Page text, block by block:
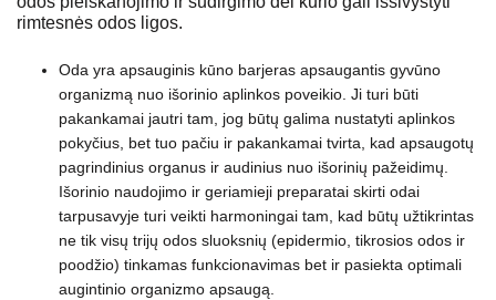
rimtesnės odos ligos.
Oda yra apsauginis kūno barjeras apsaugantis gyvūno
organizmą nuo išorinio aplinkos poveikio. Ji turi būti
pakankamai jautri tam, jog būtų galima nustatyti aplinkos
pokyčius, bet tuo pačiu ir pakankamai tvirta, kad apsaugotų
pagrindinius organus ir audinius nuo išorinių pažeidimų.
Išorinio naudojimo ir geriamieji preparatai skirti odai
tarpusavyje turi veikti harmoningai tam, kad būtų užtikrintas
ne tik visų trijų odos sluoksnių (epidermio, tikrosios odos ir
poodžio) tinkamas funkcionavimas bet ir pasiekta optimali
augintinio organizmo apsaugą.